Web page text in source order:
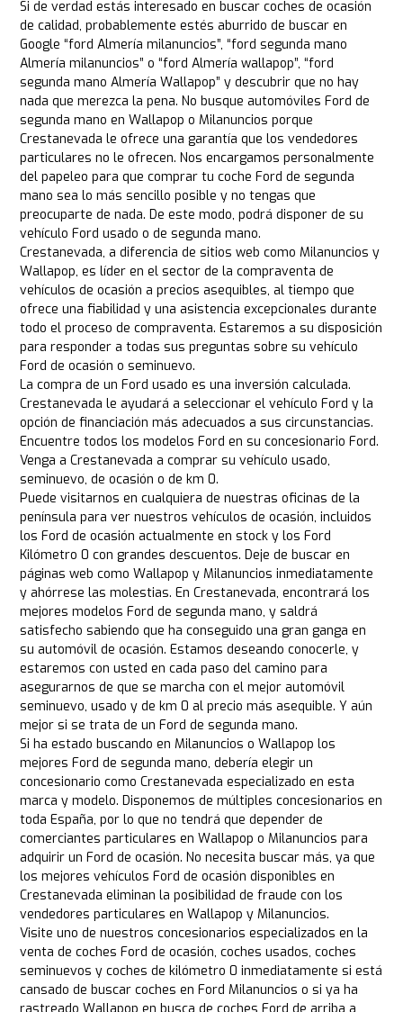
Si de verdad estás interesado en buscar coches de ocasión
de calidad, probablemente estés aburrido de buscar en
Google “ford Almería milanuncios”, “ford segunda mano
Almería milanuncios” o “ford Almería wallapop”, “ford
segunda mano Almería Wallapop” y descubrir que no hay
nada que merezca la pena. No busque automóviles Ford de
segunda mano en Wallapop o Milanuncios porque
Crestanevada le ofrece una garantía que los vendedores
particulares no le ofrecen. Nos encargamos personalmente
del papeleo para que comprar tu coche Ford de segunda
mano sea lo más sencillo posible y no tengas que
preocuparte de nada. De este modo, podrá disponer de su
vehículo Ford usado o de segunda mano.
Crestanevada, a diferencia de sitios web como Milanuncios y
Wallapop, es líder en el sector de la compraventa de
vehículos de ocasión a precios asequibles, al tiempo que
ofrece una fiabilidad y una asistencia excepcionales durante
todo el proceso de compraventa. Estaremos a su disposición
para responder a todas sus preguntas sobre su vehículo
Ford de ocasión o seminuevo.
La compra de un Ford usado es una inversión calculada.
Crestanevada le ayudará a seleccionar el vehículo Ford y la
opción de financiación más adecuados a sus circunstancias.
Encuentre todos los modelos Ford en su concesionario Ford.
Venga a Crestanevada a comprar su vehículo usado,
seminuevo, de ocasión o de km 0.
Puede visitarnos en cualquiera de nuestras oficinas de la
península para ver nuestros vehículos de ocasión, incluidos
los Ford de ocasión actualmente en stock y los Ford
Kilómetro 0 con grandes descuentos. Deje de buscar en
páginas web como Wallapop y Milanuncios inmediatamente
y ahórrese las molestias. En Crestanevada, encontrará los
mejores modelos Ford de segunda mano, y saldrá
satisfecho sabiendo que ha conseguido una gran ganga en
su automóvil de ocasión. Estamos deseando conocerle, y
estaremos con usted en cada paso del camino para
asegurarnos de que se marcha con el mejor automóvil
seminuevo, usado y de km 0 al precio más asequible. Y aún
mejor si se trata de un Ford de segunda mano.
Si ha estado buscando en Milanuncios o Wallapop los
mejores Ford de segunda mano, debería elegir un
concesionario como Crestanevada especializado en esta
marca y modelo. Disponemos de múltiples concesionarios en
toda España, por lo que no tendrá que depender de
comerciantes particulares en Wallapop o Milanuncios para
adquirir un Ford de ocasión. No necesita buscar más, ya que
los mejores vehículos Ford de ocasión disponibles en
Crestanevada eliminan la posibilidad de fraude con los
vendedores particulares en Wallapop y Milanuncios.
Visite uno de nuestros concesionarios especializados en la
venta de coches Ford de ocasión, coches usados, coches
seminuevos y coches de kilómetro 0 inmediatamente si está
cansado de buscar coches en Ford Milanuncios o si ya ha
rastreado Wallapop en busca de coches Ford de arriba a